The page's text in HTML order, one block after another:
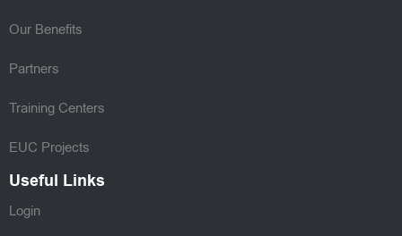
Our Benefits
Partners
Training Centers
EUC Projects
Useful Links
Login